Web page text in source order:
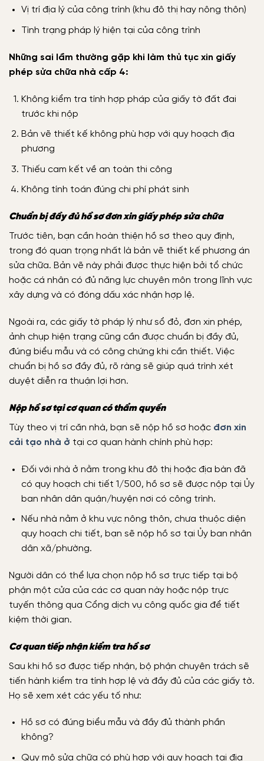
Vị trí địa lý của công trình (khu đô thị hay nông thôn)
Tình trạng pháp lý hiện tại của công trình
Những sai lầm thường gặp khi làm thủ tục xin giấy
phép sửa chữa nhà cấp 4:
Không kiểm tra tính hợp pháp của giấy tờ đất đai
trước khi nộp
Bản vẽ thiết kế không phù hợp với quy hoạch địa
phương
Thiếu cam kết về an toàn thi công
Không tính toán đúng chi phí phát sinh
Chuẩn bị đầy đủ hồ sơ đơn xin giấy phép sửa chữa
Trước tiên, bạn cần hoàn thiện hồ sơ theo quy định,
trong đó quan trọng nhất là bản vẽ thiết kế phương án
sửa chữa. Bản vẽ này phải được thực hiện bởi tổ chức
hoặc cá nhân có đủ năng lực chuyên môn trong lĩnh vực
xây dựng và có đóng dấu xác nhận hợp lệ.
Ngoài ra, các giấy tờ pháp lý như sổ đỏ, đơn xin phép,
ảnh chụp hiện trạng cũng cần được chuẩn bị đầy đủ,
đúng biểu mẫu và có công chứng khi cần thiết. Việc
chuẩn bị hồ sơ đầy đủ, rõ ràng sẽ giúp quá trình xét
duyệt diễn ra thuận lợi hơn.
Nộp hồ sơ tại cơ quan có thẩm quyền
Tùy theo vị trí căn nhà, bạn sẽ nộp hồ sơ hoặc đơn xin
cải tạo nhà ở tại cơ quan hành chính phù hợp:
Đối với nhà ở nằm trong khu đô thị hoặc địa bàn đã
có quy hoạch chi tiết 1/500, hồ sơ sẽ được nộp tại Ủy
ban nhân dân quận/huyện nơi có công trình.
Nếu nhà nằm ở khu vực nông thôn, chưa thuộc diện
quy hoạch chi tiết, bạn sẽ nộp hồ sơ tại Ủy ban nhân
dân xã/phường.
Người dân có thể lựa chọn nộp hồ sơ trực tiếp tại bộ
phận một cửa của các cơ quan này hoặc nộp trực
tuyến thông qua Cổng dịch vụ công quốc gia để tiết
kiệm thời gian.
Cơ quan tiếp nhận kiểm tra hồ sơ
Sau khi hồ sơ được tiếp nhận, bộ phận chuyên trách sẽ
tiến hành kiểm tra tính hợp lệ và đầy đủ của các giấy tờ.
Họ sẽ xem xét các yếu tố như:
Hồ sơ có đúng biểu mẫu và đầy đủ thành phần
không?
Quy mô sửa chữa có phù hợp với quy hoạch tại địa